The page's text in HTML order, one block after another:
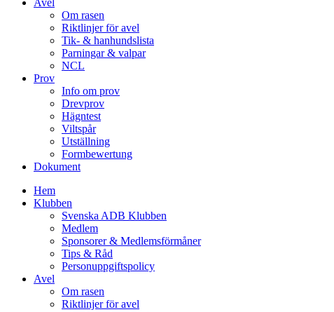
Avel
Om rasen
Riktlinjer för avel
Tik- & hanhundslista
Parningar & valpar
NCL
Prov
Info om prov
Drevprov
Hägntest
Viltspår
Utställning
Formbewertung
Dokument
Hem
Klubben
Svenska ADB Klubben
Medlem
Sponsorer & Medlemsförmåner
Tips & Råd
Personuppgiftspolicy
Avel
Om rasen
Riktlinjer för avel